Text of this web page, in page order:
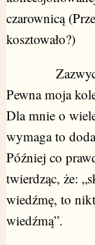
czarownicą
kosztowało?)
Zazwyczaj
Pewna moja
Dla mnie o
wymaga to
Później co
twierdząc, że:
wiedźmę, to
wiedźmą”.